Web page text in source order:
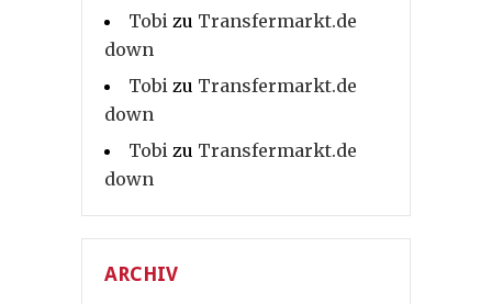
Tobi zu Transfermarkt.de
down
Tobi zu Transfermarkt.de
down
Tobi zu Transfermarkt.de
down
ARCHIV